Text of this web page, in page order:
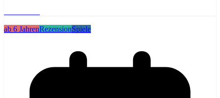
ab 6 JahrenRezensionSpiele